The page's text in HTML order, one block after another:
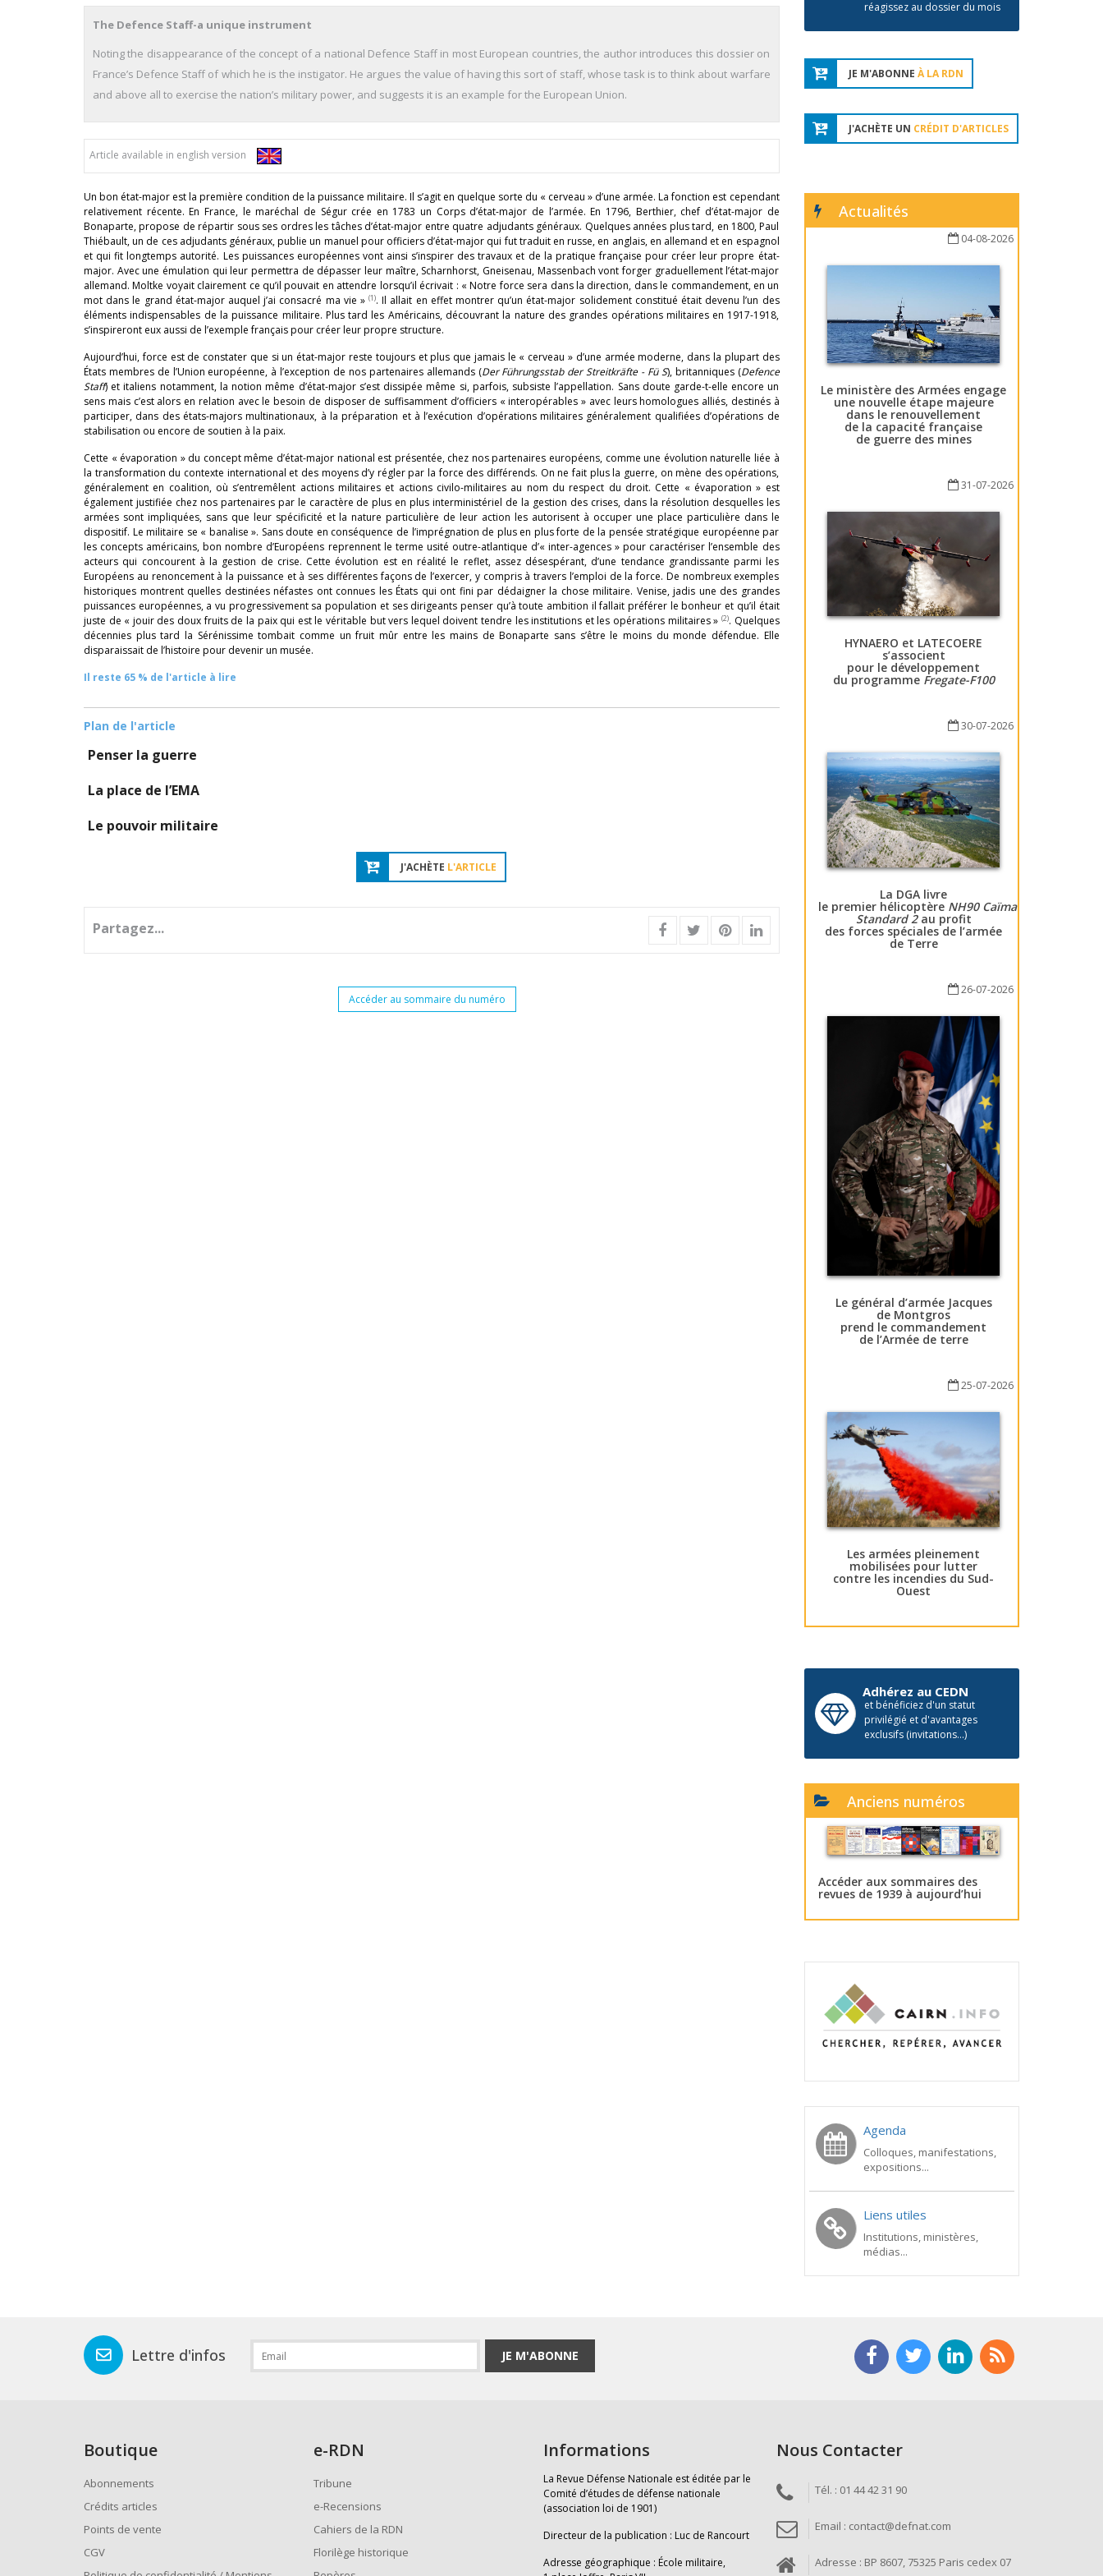
The Defence Staff-a unique instrument
Noting the disappearance of the concept of a national Defence Staff in most European countries, the author introduces this dossier on
France’s Defence Staff of which he is the instigator. He argues the value of having this sort of staff, whose task is to think about warfare
and above all to exercise the nation’s military power, and suggests it is an example for the European Union.
Article available in english version
Un bon état-major est la première condition de la puissance militaire. Il s’agit en quelque sorte du « cerveau » d’une armée. La fonction est cependant
relativement récente. En France, le maréchal de Ségur crée en 1783 un Corps d’état-major de l’armée. En 1796, Berthier, chef d’état-major de
Bonaparte, propose de répartir sous ses ordres les tâches d’état-major entre quatre adjudants généraux. Quelques années plus tard, en 1800, Paul
Thiébault, un de ces adjudants généraux, publie un manuel pour officiers d’état-major qui fut traduit en russe, en anglais, en allemand et en espagnol
et qui fit longtemps autorité. Les puissances européennes vont ainsi s’inspirer des travaux et de la pratique française pour créer leur propre état-
major. Avec une émulation qui leur permettra de dépasser leur maître, Scharnhorst, Gneisenau, Massenbach vont forger graduellement l’état-major
allemand. Moltke voyait clairement ce qu’il pouvait en attendre lorsqu’il écrivait : « Notre force sera dans la direction, dans le commandement, en un
mot dans le grand état-major auquel j’ai consacré ma vie »(1). Il allait en effet montrer qu’un état-major solidement constitué était devenu l’un des
éléments indispensables de la puissance militaire. Plus tard les Américains, découvrant la nature des grandes opérations militaires en 1917-1918,
s’inspireront eux aussi de l’exemple français pour créer leur propre structure.
Aujourd’hui, force est de constater que si un état-major reste toujours et plus que jamais le « cerveau » d’une armée moderne, dans la plupart des
États membres de l’Union européenne, à l’exception de nos partenaires allemands (Der Führungsstab der Streitkräfte - Fü S), britanniques (Defence
Staff) et italiens notamment, la notion même d’état-major s’est dissipée même si, parfois, subsiste l’appellation. Sans doute garde-t-elle encore un
sens mais c’est alors en relation avec le besoin de disposer de suffisamment d’officiers « interopérables » avec leurs homologues alliés, destinés à
participer, dans des états-majors multinationaux, à la préparation et à l’exécution d’opérations militaires généralement qualifiées d’opérations de
stabilisation ou encore de soutien à la paix.
Cette « évaporation » du concept même d’état-major national est présentée, chez nos partenaires européens, comme une évolution naturelle liée à
la transformation du contexte international et des moyens d’y régler par la force des différends. On ne fait plus la guerre, on mène des opérations,
généralement en coalition, où s’entremêlent actions militaires et actions civilo-militaires au nom du respect du droit. Cette « évaporation » est
également justifiée chez nos partenaires par le caractère de plus en plus interministériel de la gestion des crises, dans la résolution desquelles les
armées sont impliquées, sans que leur spécificité et la nature particulière de leur action les autorisent à occuper une place particulière dans le
dispositif. Le militaire se « banalise ». Sans doute en conséquence de l’imprégnation de plus en plus forte de la pensée stratégique européenne par
les concepts américains, bon nombre d’Européens reprennent le terme usité outre-atlantique d’« inter-agences » pour caractériser l’ensemble des
acteurs qui concourent à la gestion de crise. Cette évolution est en réalité le reflet, assez désespérant, d’une tendance grandissante parmi les
Européens au renoncement à la puissance et à ses différentes façons de l’exercer, y compris à travers l’emploi de la force. De nombreux exemples
historiques montrent quelles destinées néfastes ont connues les États qui ont fini par dédaigner la chose militaire. Venise, jadis une des grandes
puissances européennes, a vu progressivement sa population et ses dirigeants penser qu’à toute ambition il fallait préférer le bonheur et qu’il était
juste de « jouir des doux fruits de la paix qui est le véritable but vers lequel doivent tendre les institutions et les opérations militaires » (2). Quelques
décennies plus tard la Sérénissime tombait comme un fruit mûr entre les mains de Bonaparte sans s’être le moins du monde défendue. Elle
disparaissait de l’histoire pour devenir un musée.
Il reste 65 % de l'article à lire
Plan de l'article
Penser la guerre
La place de l’EMA
Le pouvoir militaire
J'ACHÈTE L'ARTICLE
Partagez...
Accéder au sommaire du numéro
réagissez au dossier du mois
JE M'ABONNE À LA RDN
J'ACHÈTE UN CRÉDIT D'ARTICLES
Actualités
04-08-2026
Le ministère des Armées engage
une nouvelle étape majeure
dans le renouvellement
de la capacité française
de guerre des mines
31-07-2026
HYNAERO et LATECOERE
s’associent
pour le développement
du programme Fregate-F100
30-07-2026
La DGA livre
le premier hélicoptère NH90 Caïman
Standard 2au profit
des forces spéciales de l’armée
de Terre
26-07-2026
Le général d’armée Jacques
de Montgros
prend le commandement
de l’Armée de terre
25-07-2026
Les armées pleinement
mobilisées pour lutter
contre les incendies du Sud-
Ouest
Adhérez au CEDN
et bénéficiez d'un statut
privilégié et d'avantages
exclusifs (invitations...)
Anciens numéros
Accéder aux sommaires des
revues de 1939 à aujourd’hui
Agenda
Colloques, manifestations,
expositions...
Liens utiles
Institutions, ministères,
médias...
Lettre d'infos JE M'ABONNE
Boutique
Abonnements
Crédits articles
Points de vente
CGV
e-RDN
Tribune
e-Recensions
Cahiers de la RDN
Florilège historique
Informations
La Revue Défense Nationale est éditée par le
Comité d’études de défense nationale
(association loi de 1901)
Directeur de la publication : Luc de Rancourt
Adresse géographique : École militaire,
Nous Contacter
Tél. : 01 44 42 31 90
Email : contact@defnat.com
Adresse : BP 8607, 75325 Paris cedex 07